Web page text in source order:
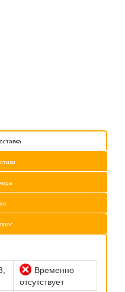
Временно
отсутствует